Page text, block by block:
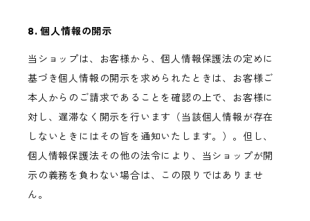
8. 個人情報の開示
当ショップは、お客様から、個人情報保護法の定めに
基づき個人情報の開示を求められたときは、お客様ご
本人からのご請求であることを確認の上で、お客様に
対し、遅滞なく開示を行います（当該個人情報が存在
しないときにはその旨を通知いたします。）。但し、
個人情報保護法その他の法令により、当ショップが開
示の義務を負わない場合は、この限りではありませ
ん。